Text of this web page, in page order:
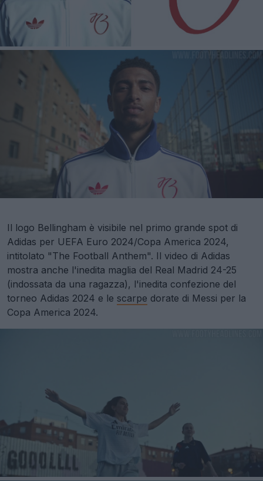
Il logo Bellingham è visibile nel primo grande spot di
Adidas per UEFA Euro 2024/Copa America 2024,
intitolato "The Football Anthem". Il video di Adidas
mostra anche l'inedita maglia del Real Madrid 24-25
(indossata da una ragazza), l'inedita confezione del
torneo Adidas 2024 e le scarpe dorate di Messi per la
Copa America 2024.